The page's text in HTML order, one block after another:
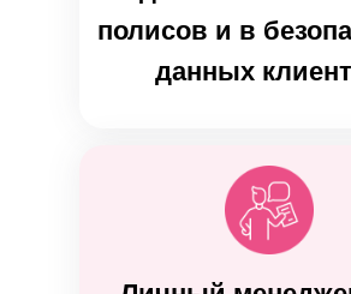
полисов и в
данных